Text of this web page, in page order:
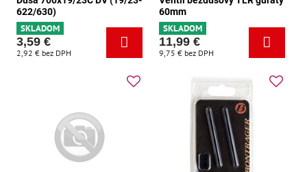
622/630)
SKLADOM
3,59 €
2,92 € bez DPH
60mm
SKLADOM
11,99 €
9,75 € bez DPH